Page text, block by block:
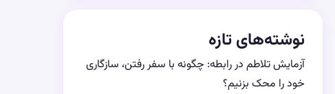
نوشته‌های تازه
آزمایش تلاطم در رابطه: چگونه با سفر رفتن، سازگاری
خود را محک بزنیم؟